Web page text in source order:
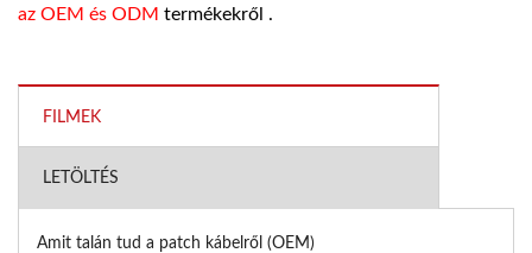
az OEM és ODM termékekről .
FILMEK
LETÖLTÉS
Amit talán tud a patch kábelről (OEM)